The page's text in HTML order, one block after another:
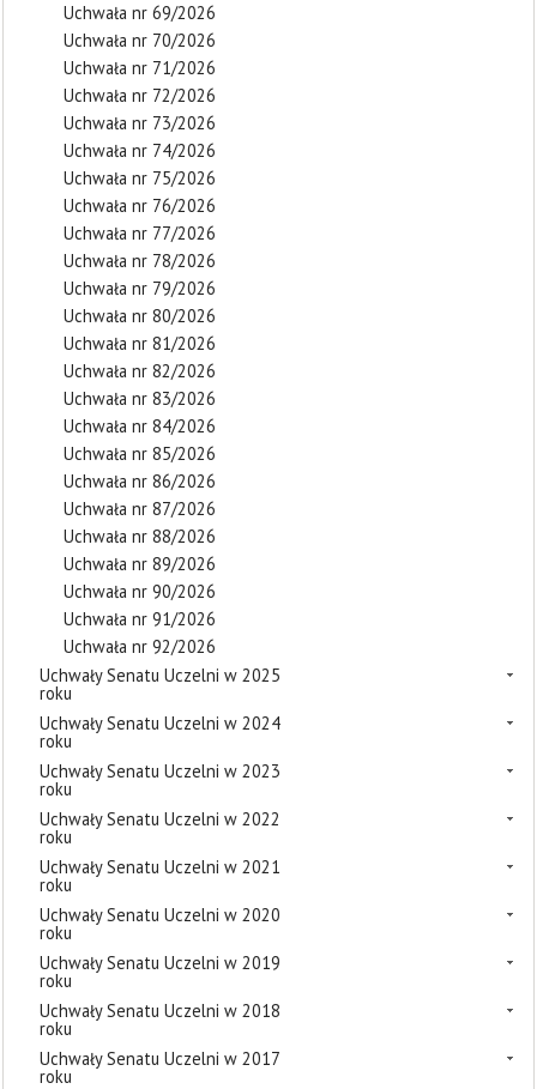
Uchwała nr 69/2026
Uchwała nr 70/2026
Uchwała nr 71/2026
Uchwała nr 72/2026
Uchwała nr 73/2026
Uchwała nr 74/2026
Uchwała nr 75/2026
Uchwała nr 76/2026
Uchwała nr 77/2026
Uchwała nr 78/2026
Uchwała nr 79/2026
Uchwała nr 80/2026
Uchwała nr 81/2026
Uchwała nr 82/2026
Uchwała nr 83/2026
Uchwała nr 84/2026
Uchwała nr 85/2026
Uchwała nr 86/2026
Uchwała nr 87/2026
Uchwała nr 88/2026
Uchwała nr 89/2026
Uchwała nr 90/2026
Uchwała nr 91/2026
Uchwała nr 92/2026
Uchwały Senatu Uczelni w 2025
roku
Uchwały Senatu Uczelni w 2024
roku
Uchwały Senatu Uczelni w 2023
roku
Uchwały Senatu Uczelni w 2022
roku
Uchwały Senatu Uczelni w 2021
roku
Uchwały Senatu Uczelni w 2020
roku
Uchwały Senatu Uczelni w 2019
roku
Uchwały Senatu Uczelni w 2018
roku
Uchwały Senatu Uczelni w 2017
roku